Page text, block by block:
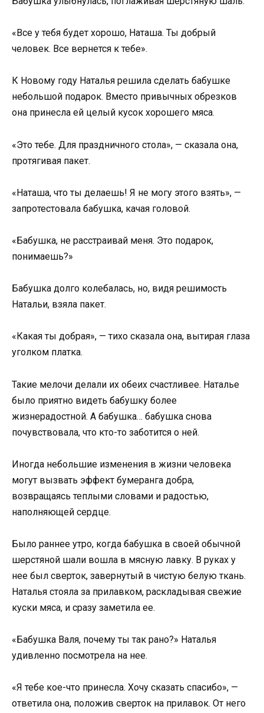
«Все у тебя будет хорошо, Наташа. Ты добрый
человек. Все вернется к тебе».
К Новому году Наталья решила сделать бабушке
небольшой подарок. Вместо привычных обрезков
она принесла ей целый кусок хорошего мяса.
«Это тебе. Для праздничного стола», — сказала она,
протягивая пакет.
«Наташа, что ты делаешь! Я не могу этого взять», —
запротестовала бабушка, качая головой.
«Бабушка, не расстраивай меня. Это подарок,
понимаешь?»
Бабушка долго колебалась, но, видя решимость
Натальи, взяла пакет.
«Какая ты добрая», — тихо сказала она, вытирая глаза
уголком платка.
Такие мелочи делали их обеих счастливее. Наталье
было приятно видеть бабушку более
жизнерадостной. А бабушка… бабушка снова
почувствовала, что кто-то заботится о ней.
Иногда небольшие изменения в жизни человека
могут вызвать эффект бумеранга добра,
возвращаясь теплыми словами и радостью,
наполняющей сердце.
Было раннее утро, когда бабушка в своей обычной
шерстяной шали вошла в мясную лавку. В руках у
нее был сверток, завернутый в чистую белую ткань.
Наталья стояла за прилавком, раскладывая свежие
куски мяса, и сразу заметила ее.
«Бабушка Валя, почему ты так рано?» Наталья
удивленно посмотрела на нее.
«Я тебе кое-что принесла. Хочу сказать спасибо», —
ответила она, положив сверток на прилавок. От него